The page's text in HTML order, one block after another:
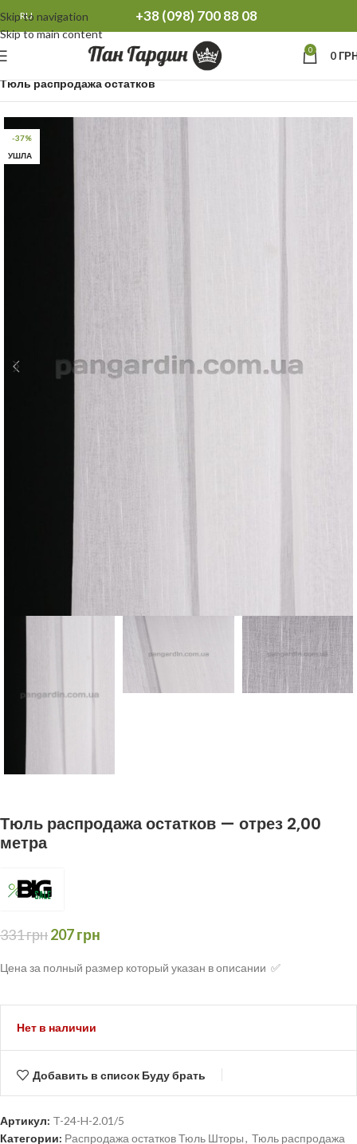
Skip to navigation
Skip to main content
RU +38 (098) 700 88 08
0 0
Главная
Распродажа остатков Тюль Шторы
Тюль распродажа остатков
-37%
УШЛА
Тюль распродажа остатков — отрез 2,00
метра
331грн207грн
Цена за полный размер который указан в описании ✅
Нет в наличии
Добавить в список Буду брать
Артикул: T-24-H-2.01/5
Категории: Распродажа остатков Тюль Шторы, Тюль распродажа